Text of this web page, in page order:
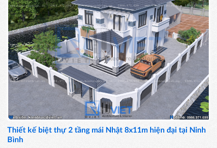
Thiết kế biệt thự 2 tầng mái Nhật 8x11m hiện đại tại Ninh
Bình